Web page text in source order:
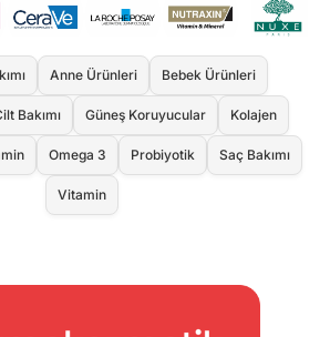
Anne Ürünleri Bebek Ürünleri
Bakımı Güneş Koruyucular Kolajen
Omega 3 Probiyotik Saç Bakımı
Vitamin